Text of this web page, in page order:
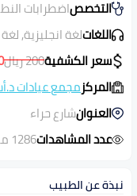
التخصصاضطرابات
اللغاتلغة انجليزية,
سعر الكشفية200ريال
المركزمجمع عيادات
العنوانشارع حراء
عدد المشاهدات1286 مشاهدة
نبذة عن الطبيب